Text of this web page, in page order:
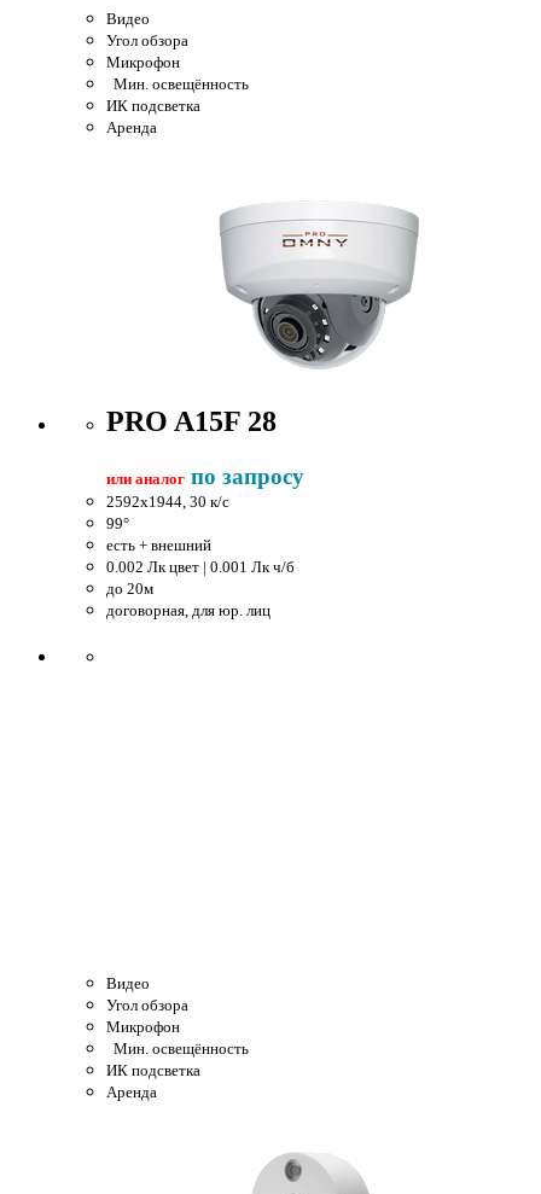
Видео
Угол обзора
Микрофон
Мин. освещённость
ИК подсветка
Аренда
PRO A15F 28
или аналог по запросу
2592x1944, 30 к/c
99°
есть + внешний
0.002 Лк цвет | 0.001 Лк ч/б
до 20м
договорная, для юр. лиц
Видео
Угол обзора
Микрофон
Мин. освещённость
ИК подсветка
Аренда